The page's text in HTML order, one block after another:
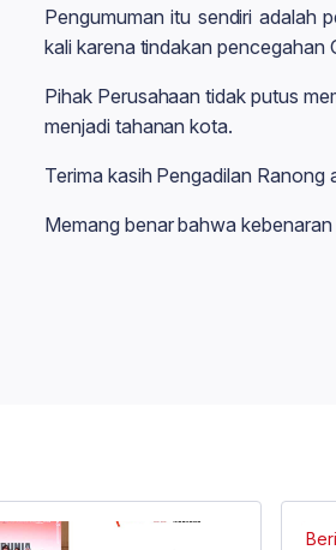
Pengumuman itu sendiri adalah
kali karena tindakan pencegahan
Pihak Perusahaan tidak putus
menjadi tahanan kota.
Terima kasih Pengadilan Ranong
Memang benar bahwa